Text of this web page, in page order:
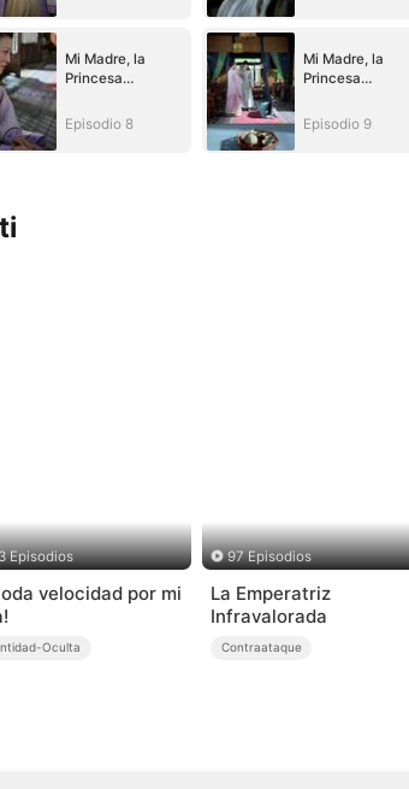
Mi Madre, la
Princesa
Episodio 8
Mi Madre, la
Princesa
Episodio 9
Episodios
velocidad por mi
Oculta
97 Episodios
La Emperatriz
Infravalorada
Contraataque